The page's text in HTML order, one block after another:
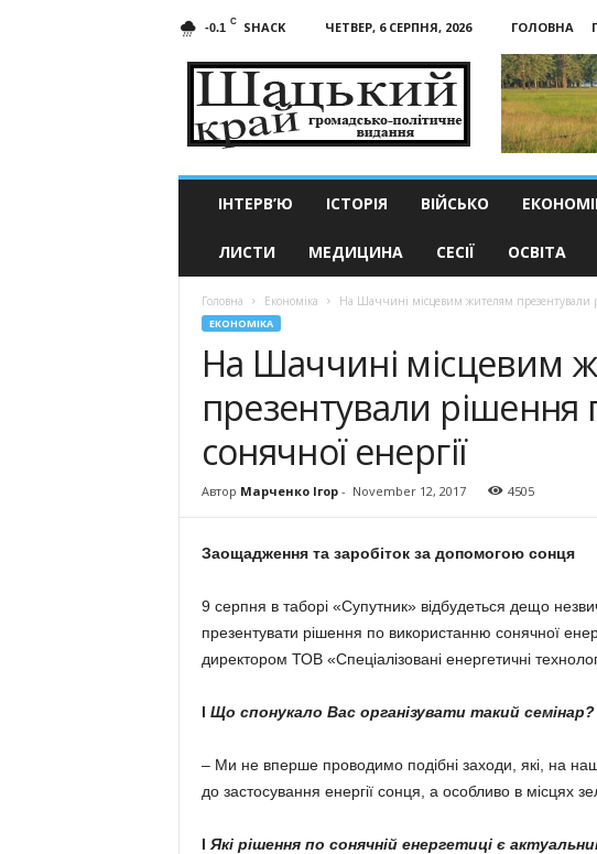
-0.1 C SHACK ЧЕТВЕР, 6 СЕРПНЯ, 2026 ГОЛОВНА
край
ІНТЕРВ’Ю ІСТОРІЯ ВІЙСЬКО
ЛИСТИ МЕДИЦИНА СЕСІЇ ОСВІТА
Головна Економіка На Шаччині місцевим жителям презентували
ЕКОНОМІКА
На Шаччині місцевим
презентували
сонячної енер­гії
Автор Марченко Ігор- November 12, 2017 4505
Заощадження та заробіток за допомогою сонця
9 серпня в таборі «Супутник» відбудеться дещо
презентувати рішення по використанню сонячної
директором ТОВ «Спе­ціалізовані енергетичні
l Що спонукало Вас орга­ні­зувати такий семінар?
– Ми не вперше проводимо подібні заходи, які, на
до застосування ене­ргії сонця, а особливо в місцях
l Які рішення по со­няч­ній енергетиці є